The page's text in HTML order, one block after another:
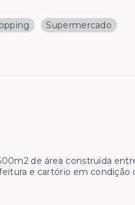
Supermercado
de área construída
e cartório em condição